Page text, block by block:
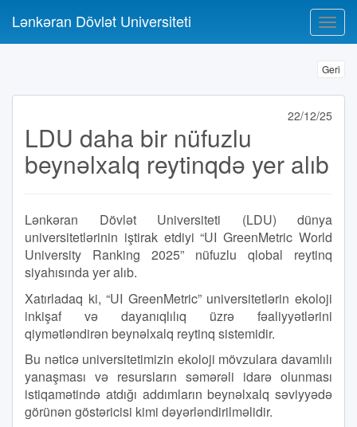
Lənkəran Dövlət Universiteti
Geri
22/12/25
LDU daha bir nüfuzlu
beynəlxalq reytinqdə yer alıb
Lənkəran Dövlət Universiteti (LDU) dünya
universitetlərinin iştirak etdiyi “UI GreenMetric World
University Ranking 2025” nüfuzlu qlobal reytinq
siyahısında yer alıb.
Xatırladaq ki, “UI GreenMetric” universitetlərin ekoloji
inkişaf və dayanıqlılıq üzrə fəaliyyətlərini
qiymətləndirən beynəlxalq reytinq sistemidir.
Bu nəticə universitetimizin ekoloji mövzulara davamlılı
yanaşması və resursların səmərəli idarə olunması
istiqamətində atdığı addımların beynəlxalq səviyyədə
görünən göstəricisi kimi dəyərləndirilməlidir.